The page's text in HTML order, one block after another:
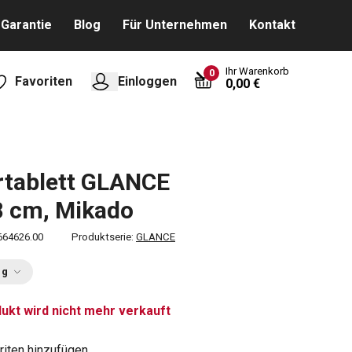
Garantie Blog Für Unternehmen Kontakt
Favoriten Einloggen
0 Ihr Warenkorb
0,00 €
GLANCE
cm, Mikado
Produktserie: GLANCE
wird nicht mehr verkauft